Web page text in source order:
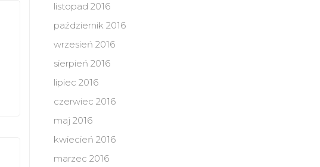
listopad 2016
październik 2016
wrzesień 2016
sierpień 2016
lipiec 2016
czerwiec 2016
maj 2016
kwiecień 2016
marzec 2016